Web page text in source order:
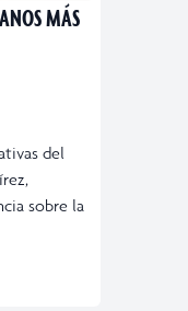
MÁS
del
sobre la